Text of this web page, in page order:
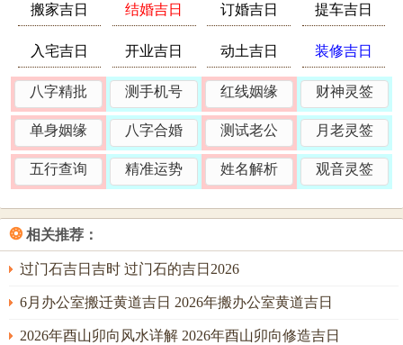
族内部矛盾，或棺木未用而先有朽坏之象，卯午破，亦是破
败之神，主耗费，不完整，择此日则合木之工易有瑕疵，或
仪式有所欠缺；故丑日，卯日，若无大吉神化解，亦当避
之。
尤须留意者，还有「月破」之日，即与当月地支相冲之日，
此日诸事不宜，更遑论合寿木，亦有「四离四绝」日，乃气
数交接，混沌未开之时天地气场不稳，绝不可用。
常有命主于此年因贪图日期好记或周末便利。而误用凶日，
虽一时不察，然日后家中频出怪事，或子孙病痛缠身，方知
择吉之重，悔之晚矣。
正月与二月：孟春之机，调候为先
进入2026年正月即寅月地支为寅。天干为庚，即庚寅月，此
搬家吉日 结婚吉日 订婚吉日 提车吉日
入宅吉日 开业吉日 动土吉日 装修吉日
八字精批 测手机号 红线姻缘 财神灵签
单身姻缘 八字合婚 测试老公 月老灵签
五行查询 精准运势 姓名解析 观音灵签
❂ 相关推荐：
过门石吉日吉时 过门石的吉日2026
6月办公室搬迁黄道吉日 2026年搬办公室黄道吉日
2026年酉山卯向风水详解 2026年酉山卯向修造吉日